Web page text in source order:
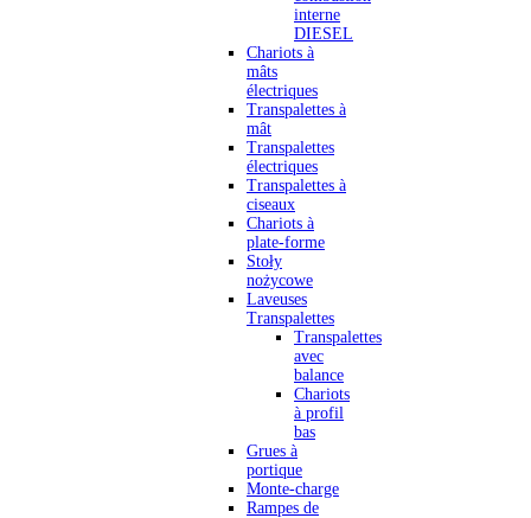
interne
DIESEL
Chariots à
mâts
électriques
Transpalettes à
mât
Transpalettes
électriques
Transpalettes à
ciseaux
Chariots à
plate-forme
Stoły
nożycowe
Laveuses
Transpalettes
Transpalettes
avec
balance
Chariots
à profil
bas
Grues à
portique
Monte-charge
Rampes de